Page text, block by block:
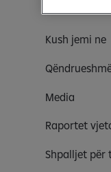
Rreth nesh
Kush jemi ne
Media
Raportet
Shpalljet për